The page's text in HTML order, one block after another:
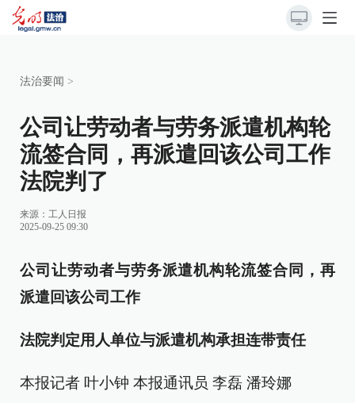
法治要闻 >
公司让劳动者与劳务派遣机构轮
流签合同，再派遣回该公司工作
法院判了
来源： 工人日报
2025-09-25 09:30
公司让劳动者与劳务派遣机构轮流签合同，再
派遣回该公司工作
法院判定用人单位与派遣机构承担连带责任
本报记者 叶小钟 本报通讯员 李磊 潘玲娜